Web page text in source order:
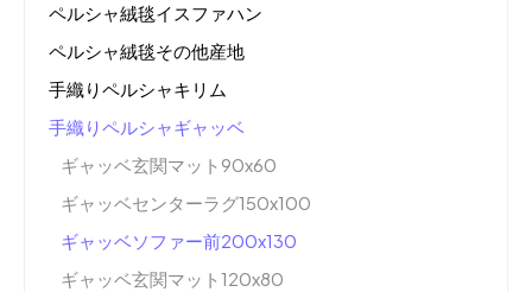
ペルシャ絨毯イスファハン
ペルシャ絨毯その他産地
手織りペルシャキリム
手織りペルシャギャッベ
ギャッベ玄関マット90x60
ギャッベセンターラグ150x100
ギャッベソファー前200x130
ギャッベ玄関マット120x80